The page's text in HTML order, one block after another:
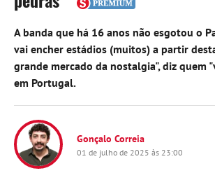
A banda que há 16 anos não esgotou o
vai encher estádios (muitos) a partir
grande mercado da nostalgia", diz quem
em Portugal.
Gonçalo Correia
01 de julho de 2025 às 23:00